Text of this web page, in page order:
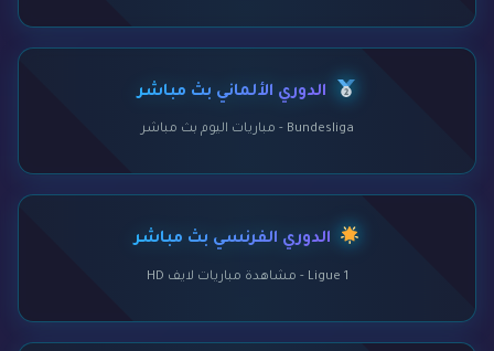
الدوري الألماني بث مباشر
Bundesliga - مباريات اليوم بث مباشر
الدوري الفرنسي بث مباشر
Ligue 1 - مشاهدة مباريات لايف HD